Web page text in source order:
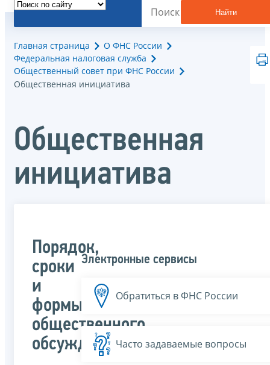
Найти
Главная страница
О ФНС России
Федеральная налоговая служба
Общественный совет при ФНС России
Общественная инициатива
Общественная
инициатива
Порядок,
сроки
и
формы
общественного
обсуждения
Электронные сервисы
Обратиться в ФНС России
Часто задаваемые вопросы